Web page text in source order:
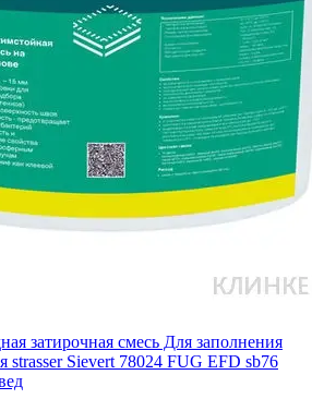
затирочная смесь Для заполнения
Sievert 78024 FUG EFD sb76